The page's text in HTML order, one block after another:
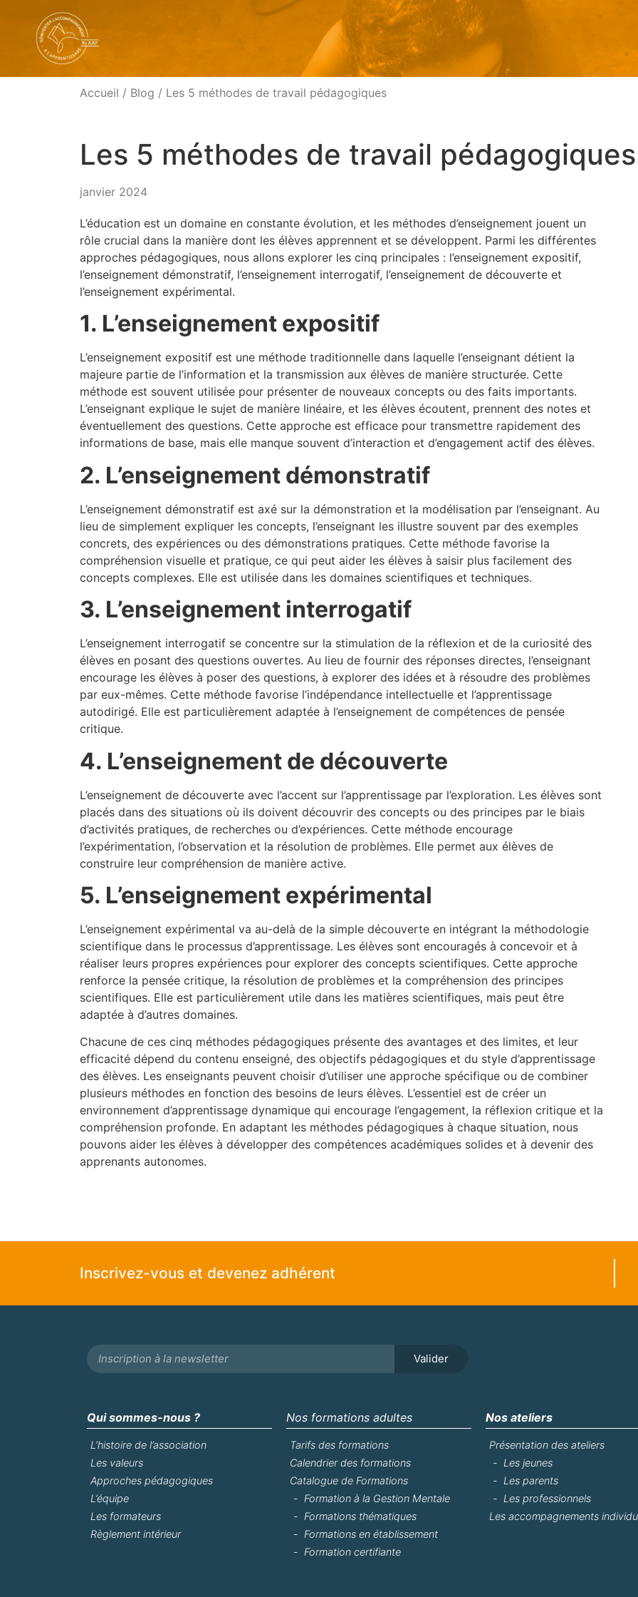
Accueil / Blog / Les 5 méthodes de travail pédagogiques
Les 5 méthodes de travail pédagogiques
janvier 2024
L’éducation est un domaine en constante évolution, et les méthodes d’enseignement jouent un
rôle crucial dans la manière dont les élèves apprennent et se développent. Parmi les différentes
approches pédagogiques, nous allons explorer les cinq principales : l’enseignement expositif,
l’enseignement démonstratif, l’enseignement interrogatif, l’enseignement de découverte et
l’enseignement expérimental.
1. L’enseignement expositif
L’enseignement expositif est une méthode traditionnelle dans laquelle l’enseignant détient la
majeure partie de l’information et la transmission aux élèves de manière structurée. Cette
méthode est souvent utilisée pour présenter de nouveaux concepts ou des faits importants.
L’enseignant explique le sujet de manière linéaire, et les élèves écoutent, prennent des notes et
éventuellement des questions. Cette approche est efficace pour transmettre rapidement des
informations de base, mais elle manque souvent d’interaction et d’engagement actif des élèves.
2. L’enseignement démonstratif
L’enseignement démonstratif est axé sur la démonstration et la modélisation par l’enseignant. Au
lieu de simplement expliquer les concepts, l’enseignant les illustre souvent par des exemples
concrets, des expériences ou des démonstrations pratiques. Cette méthode favorise la
compréhension visuelle et pratique, ce qui peut aider les élèves à saisir plus facilement des
concepts complexes. Elle est utilisée dans les domaines scientifiques et techniques.
3. L’enseignement interrogatif
L’enseignement interrogatif se concentre sur la stimulation de la réflexion et de la curiosité des
élèves en posant des questions ouvertes. Au lieu de fournir des réponses directes, l’enseignant
encourage les élèves à poser des questions, à explorer des idées et à résoudre des problèmes
par eux-mêmes. Cette méthode favorise l’indépendance intellectuelle et l’apprentissage
autodirigé. Elle est particulièrement adaptée à l’enseignement de compétences de pensée
critique.
4. L’enseignement de découverte
L’enseignement de découverte avec l’accent sur l’apprentissage par l’exploration. Les élèves sont
placés dans des situations où ils doivent découvrir des concepts ou des principes par le biais
d’activités pratiques, de recherches ou d’expériences. Cette méthode encourage
l’expérimentation, l’observation et la résolution de problèmes. Elle permet aux élèves de
construire leur compréhension de manière active.
5. L’enseignement expérimental
L’enseignement expérimental va au-delà de la simple découverte en intégrant la méthodologie
scientifique dans le processus d’apprentissage. Les élèves sont encouragés à concevoir et à
réaliser leurs propres expériences pour explorer des concepts scientifiques. Cette approche
renforce la pensée critique, la résolution de problèmes et la compréhension des principes
scientifiques. Elle est particulièrement utile dans les matières scientifiques, mais peut être
adaptée à d’autres domaines.
Chacune de ces cinq méthodes pédagogiques présente des avantages et des limites, et leur
efficacité dépend du contenu enseigné, des objectifs pédagogiques et du style d’apprentissage
des élèves. Les enseignants peuvent choisir d’utiliser une approche spécifique ou de combiner
plusieurs méthodes en fonction des besoins de leurs élèves. L’essentiel est de créer un
environnement d’apprentissage dynamique qui encourage l’engagement, la réflexion critique et la
compréhension profonde. En adaptant les méthodes pédagogiques à chaque situation, nous
pouvons aider les élèves à développer des compétences académiques solides et à devenir des
apprenants autonomes.
Inscrivez-vous et devenez adhérent
Valider
Qui sommes-nous ?
L’histoire de l’association
Les valeurs
Approches pédagogiques
L’équipe
Les formateurs
Règlement intérieur
Nos formations adultes
Tarifs des formations
Calendrier des formations
Catalogue de Formations
Formation à la Gestion Mentale
Formations thématiques
Formations en établissement
Formation certifiante
Nos ateliers
Présentation des ateliers
Les jeunes
Les parents
Les professionnels
Les accompagnements